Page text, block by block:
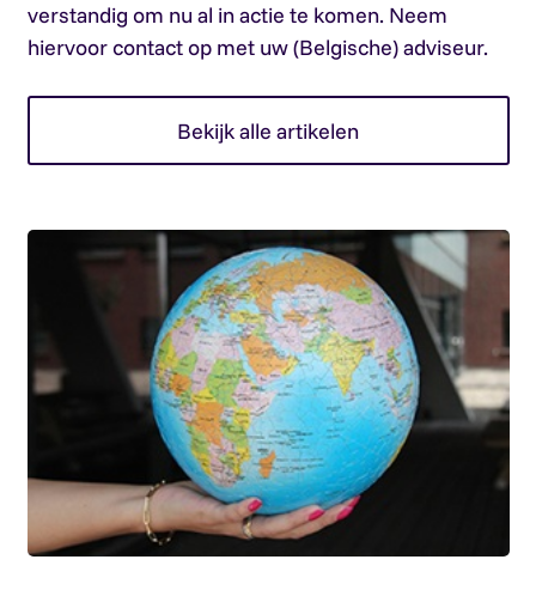
verstandig om nu al in actie te komen. Neem
hiervoor contact op met uw (Belgische) adviseur.
Bekijk alle artikelen